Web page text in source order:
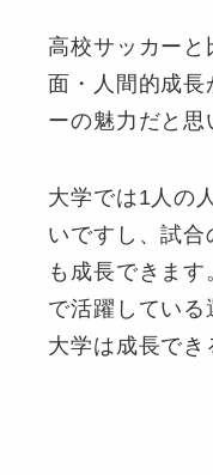
高校サッカー
面・人間的成長
ーの魅力だと思
大学では1人の
いですし、試合
も成長できま
で活躍している
大学は成長でき